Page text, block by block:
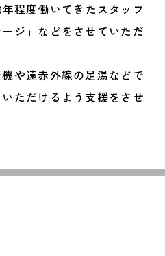
程度働いてきたスタッフ
ジ」などをさせていただ
や遠赤外線の足湯などで
ただけるよう支援をさせ